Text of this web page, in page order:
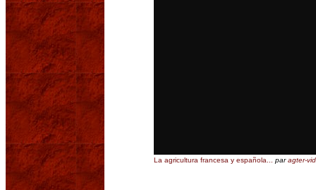
La agricultura francesa y española... paragter-